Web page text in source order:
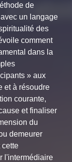
de
un langage
des
comment
dans la
» aux
et à résoudre
courante,
et finaliser
du
demeurer
cette
l'intermédiaire